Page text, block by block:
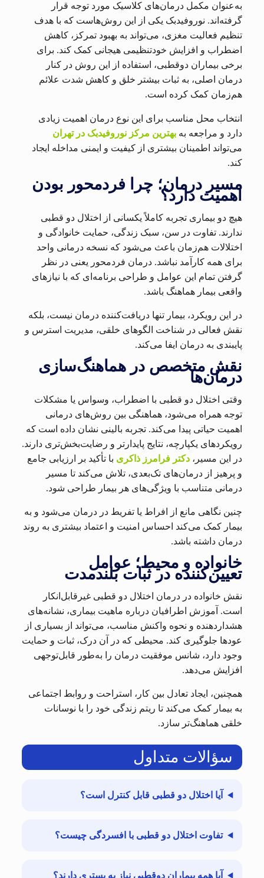
به‌عنوان مکمل درمان‌های کلاسیک مورد توجه قرار
گرفته‌اند. نوروفیدبک یکی از این روش‌هاست که با هدف
تنظیم فعالیت مغزی، می‌تواند به بهبود تمرکز، کاهش
اضطراب و افزایش خودتنظیمی هیجانی کمک کند. برای
برخی بیماران دوقطبی، استفاده از این روش در کنار
درمان اصلی، به ثبات بیشتر خلق و کاهش شدت علائم
هم‌زمان کمک کرده است.
انتخاب محل مناسب برای این نوع درمان اهمیت زیادی
دارد و مراجعه به بهترین مرکز نوروفیدبک در تهران
می‌تواند اطمینان بیشتری از کیفیت و ایمنی مداخله ایجاد
کند.
مسیر درمان؛ چرا فردمحور بودن
اهمیت دارد؟
هیچ دو بیماری تجربه کاملاً یکسانی از اختلال دو قطبی
ندارند. تفاوت در سن، سبک زندگی، حمایت خانوادگی و
اختلالات هم‌زمان باعث می‌شود که نسخه درمانی واحد
برای همه کارآمد نباشد. درمان فردمحور یعنی در نظر
گرفتن تمام این عوامل و طراحی برنامه‌ای که با نیازهای
واقعی بیمار هماهنگ باشد.
در این رویکرد، بیمار تنها دریافت‌کننده درمان نیست، بلکه
نقش فعالی در شناخت الگوهای خلقی، مدیریت استرس و
پایبندی به درمان ایفا می‌کند.
نقش متخصص در هماهنگ‌سازی
درمان‌ها
وقتی اختلال دو قطبی با اضطراب، وسواس یا مشکلات
توجه همراه می‌شود، هماهنگی بین روش‌های درمانی
اهمیت حیاتی پیدا می‌کند. تجربه بالینی نشان داده است که
رویکردهای یکپارچه، نتایج پایدارتر و رضایت‌بخش‌تری دارند.
در این مسیر، دکتر فرامرز ذاکری با تأکید بر ارزیابی جامع
و پرهیز از درمان‌های تک‌بعدی، تلاش می‌کند تا مسیر
درمانی متناسب با ویژگی‌های هر بیمار طراحی شود.
چنین نگاهی مانع از افراط یا تفریط در درمان می‌شود و به
بیمار کمک می‌کند احساس امنیت و اعتماد بیشتری به روند
درمان داشته باشد.
خانواده و محیط؛ عوامل
تعیین‌کننده در ثبات بلندمدت
نقش خانواده در درمان اختلال دو قطبی غیرقابل‌انکار
است. آموزش اطرافیان درباره ماهیت بیماری، نشانه‌های
هشداردهنده و نحوه واکنش مناسب، می‌تواند از بسیاری از
عودها جلوگیری کند. محیطی که در آن درک، ثبات و حمایت
وجود دارد، شانس موفقیت درمان را به‌طور قابل‌توجهی
افزایش می‌دهد.
همچنین، ایجاد تعادل بین کار، استراحت و روابط اجتماعی
به بیمار کمک می‌کند تا ریتم زندگی خود را با نوسانات
خلقی هماهنگ‌تر سازد.
سؤالات متداول
آیا اختلال دو قطبی قابل کنترل است؟
تفاوت اختلال دو قطبی با افسردگی چیست؟
آیا همه بیماران دوقطبی نیاز به بستری دارند؟